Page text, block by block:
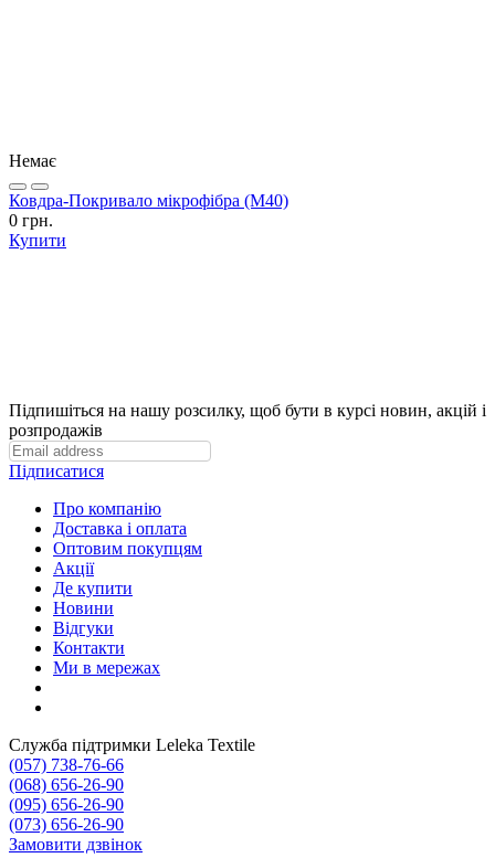
Немає
Ковдра-Покривало мікрофібра (М40)
0 грн.
Купити
Підпишіться на нашу розсилку, щоб бути в курсі новин, акцій і
розпродажів
Підписатися
Про компанію
Доставка і оплата
Оптовим покупцям
Акції
Де купити
Новини
Відгуки
Контакти
Ми в мережах
Служба підтримки Leleka Textile
(057) 738-76-66
(068) 656-26-90
(095) 656-26-90
(073) 656-26-90
Замовити дзвінок